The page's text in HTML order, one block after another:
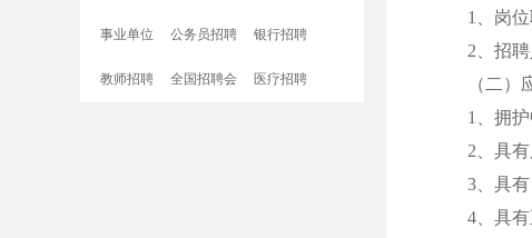
事业单位 公务员招聘 银行招聘
教师招聘 全国招聘会 医疗招聘
1、岗
2、招聘
（二）
1、拥
2、具
3、具
4、具